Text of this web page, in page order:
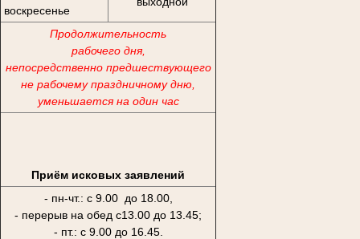
воскресенье
Продолжительность
рабочего дня,
непосредственно предшествующего
не рабочему праздничному дню,
уменьшается на один час
Приём исковых заявлений
- пн-чт.: с 9.00 до 18.00,
- перерыв на обед с13.00 до 13.45;
- пт.: с 9.00 до 16.45.